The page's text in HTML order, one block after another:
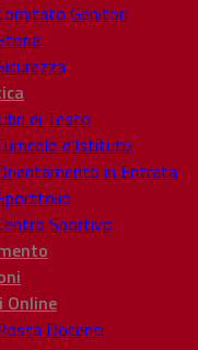
Genitori
di Testo
d’Istituto
in Entrata
Sportivo
Online
Docenti